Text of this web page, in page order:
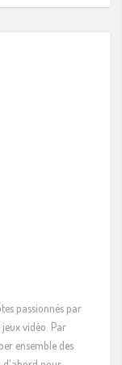
passionnés par
vidéo. Par
ensemble des